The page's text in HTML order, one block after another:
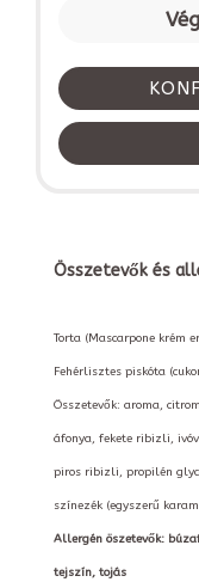
Összetevők és
Torta (Mascarpone krém
Fehérlisztes piskóta
Összetevők: aroma,
áfonya, fekete ribizli,
piros ribizli, propilén
színezék (egyszerű
Allergén öszetevők:
tejszín, tojás